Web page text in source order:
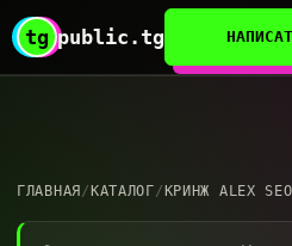
tg public.tg
ГЛАВНАЯ / КАТАЛОГ/ КРИНЖ ALEX SEO